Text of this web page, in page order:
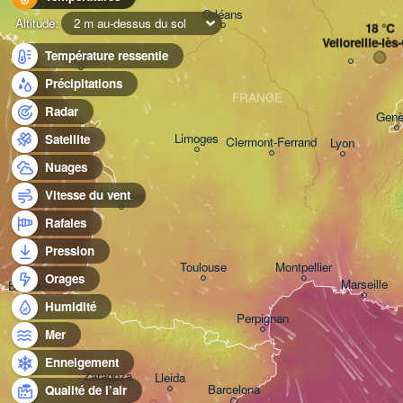
Altitude:
2 m au-dessus du sol
Température ressentie
Précipitations
Radar
Satellite
Nuages
Vitesse du vent
Rafales
Pression
Orages
Humidité
Mer
Enneigement
Qualité de l’air
Zaragoza
Bordeaux
Nantes
Bilbao
Barcelona
Lyon
Marseille
Montpellier
Orléans
Perpignan
Lleida
Clermont-Ferrand
Limoges
Toulouse
FRANCE
Velloreille-